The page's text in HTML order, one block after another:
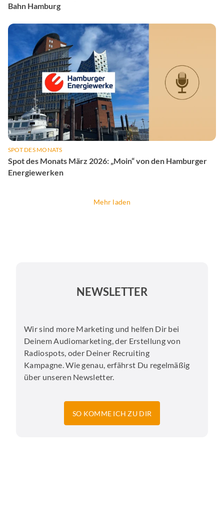
Bahn Hamburg
SPOT DES MONATS
Spot des Monats März 2026: „Moin“ von den Hamburger
Energiewerken
Mehr laden
NEWSLETTER
Wir sind more Marketing und helfen Dir bei
Deinem Audiomarketing, der Erstellung von
Radiospots, oder Deiner Recruiting
Kampagne. Wie genau, erfährst Du regelmäßig
über unseren Newsletter.
SO KOMME ICH ZU DIR